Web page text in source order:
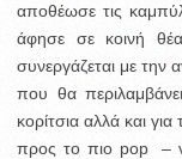
αποθέωσε τις
άφησε σε κοινή
συνεργάζεται με την
που θα
κορίτσια αλλά και
προς το πιο pop –